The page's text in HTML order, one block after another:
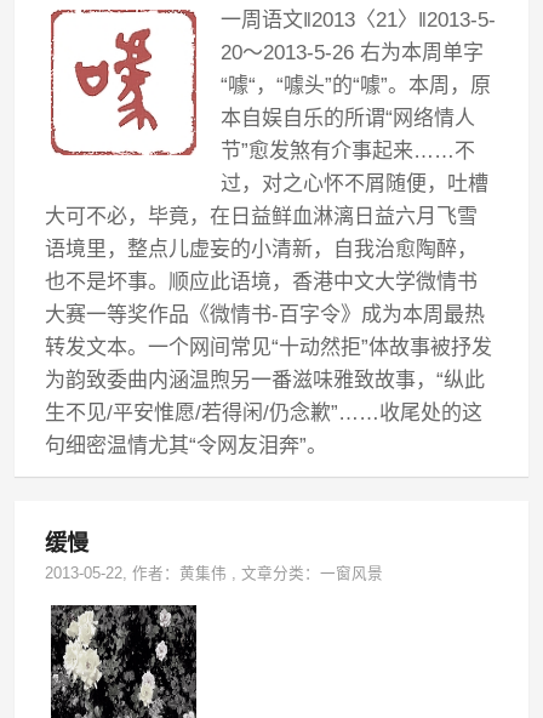
一周语文‖2013〈21〉‖2013-5-
20～2013-5-26 右为本周单字
“噱“，“噱头”的“噱”。本周，原
本自娱自乐的所谓“网络情人
节”愈发煞有介事起来……不
过，对之心怀不屑随便，吐槽
大可不必，毕竟，在日益鲜血淋漓日益六月飞雪
语境里，整点儿虚妄的小清新，自我治愈陶醉，
也不是坏事。顺应此语境，香港中文大学微情书
大赛一等奖作品《微情书-百字令》成为本周最热
转发文本。一个网间常见“十动然拒”体故事被抒发
为韵致委曲内涵温煦另一番滋味雅致故事，“纵此
生不见/平安惟愿/若得闲/仍念歉”……收尾处的这
句细密温情尤其“令网友泪奔”。
缓慢
2013-05-22, 作者：黄集伟 ,文章分类：一窗风景